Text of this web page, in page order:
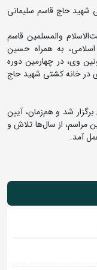
شهید حاج قاسم سلیمانی
والمسلمین قاسم
به همراه حسین
وی، در چهارمین دوره
در خانه کشتی شهید حاج
شد و هم‌زمان، آیین
مراسم، از سال‌ها تلاش و
آمد.